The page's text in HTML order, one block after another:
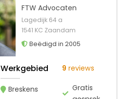
FTW Advocaten
Lagedijk 64 a
1541 KC Zaandam
Beëdigd in 2005
Werkgebied
Breskens
9 reviews
Gratis